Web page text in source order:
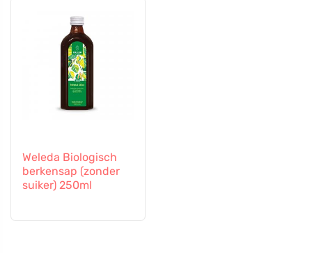
Weleda Biologisch
berkensap (zonder
suiker) 250ml